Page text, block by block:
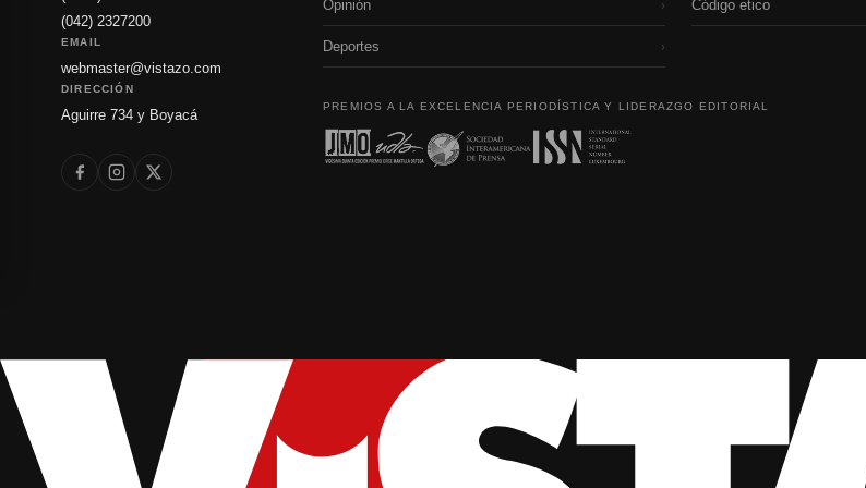
(042) 2327200
EMAIL
webmaster@vistazo.com
DIRECCIÓN
Aguirre 734 y Boyacá
Opinión ›
Deportes ›
Código etico
PREMIOS A LA EXCELENCIA PERIODÍSTICA Y LIDERAZGO EDITORIAL